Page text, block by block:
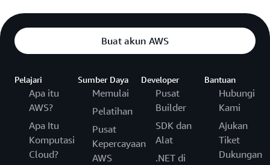
Buat akun AWS
Pelajari
Apa itu
AWS?
Apa Itu
Komputasi
Cloud?
Sumber Daya
Memulai
Pelatihan
Pusat
Kepercayaan
AWS
Developer
Pusat
Builder
SDK dan
Alat
.NET di
Bantuan
Hubungi
Kami
Ajukan
Tiket
Dukungan